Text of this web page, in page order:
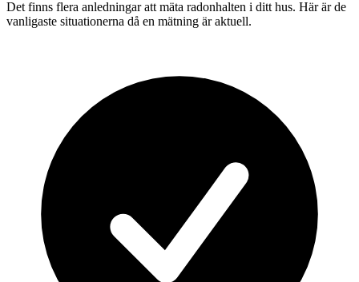
Det finns flera anledningar att mäta radonhalten i ditt hus. Här är de
vanligaste situationerna då en mätning är aktuell.